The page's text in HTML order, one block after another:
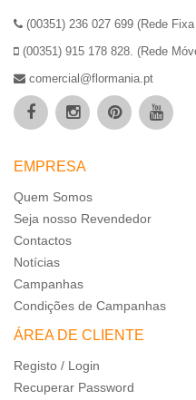
(00351) 236 027 699 (Rede
(00351) 915 178 828. (Rede
comercial@flormania.pt
EMPRESA
Quem Somos
Seja nosso Revendedor
Contactos
Notícias
Campanhas
Condições de Campanhas
ÁREA DE CLIENTE
Registo / Login
Recuperar Password